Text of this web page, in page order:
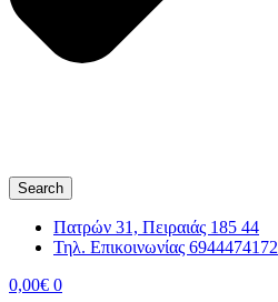
Search
Πατρών 31, Πειραιάς 185 44
Τηλ. Επικοινωνίας 6944474172
0,00€ 0